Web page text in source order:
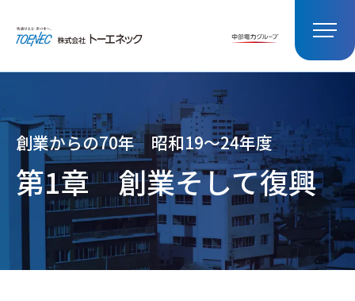
創業からの70年 昭和19～24年度
第1章 創業そして復興